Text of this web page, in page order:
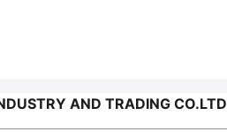
AND TRADING CO.LTD